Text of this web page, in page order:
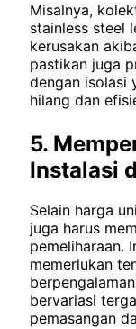
Misalnya,
stainless steel
kerusakan
pastikan juga
dengan isolasi
hilang dan
5.
Instalasi
Selain harga
juga harus
pemeliharaan.
memerlukan
bervariasi
pemasangan